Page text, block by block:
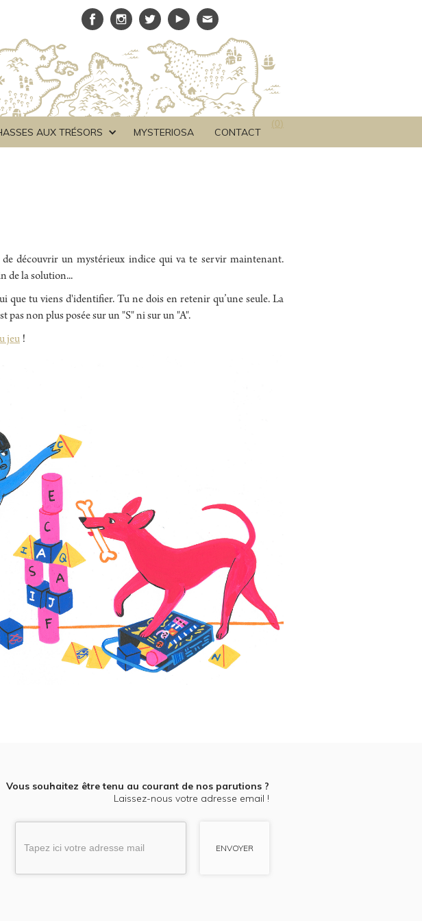
(0)
CONTACT
MYSTERIOSA
AUX TRÉSORS
découvrir un mystérieux indice qui va te servir maintenant.
de la solution...
que tu viens d'identifier. Tu ne dois en retenir qu’une seule. La
pas non plus posée sur un "S" ni sur un "A".
jeu !
Vous souhaitez être tenu au courant de nos parutions ?
Laissez-nous votre adresse email !